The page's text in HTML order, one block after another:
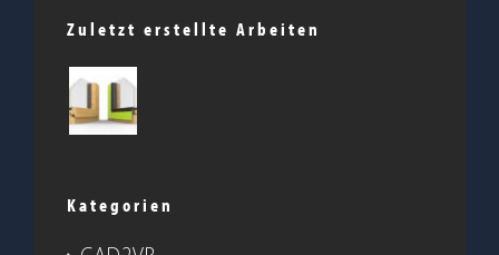
Zuletzt erstellte Arbeiten
Kategorien